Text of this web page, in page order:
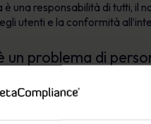
è una responsabilità di tutti, il
utenti e la conformità
un problema di
sia vantaggiosa, la
chiave per i crimini